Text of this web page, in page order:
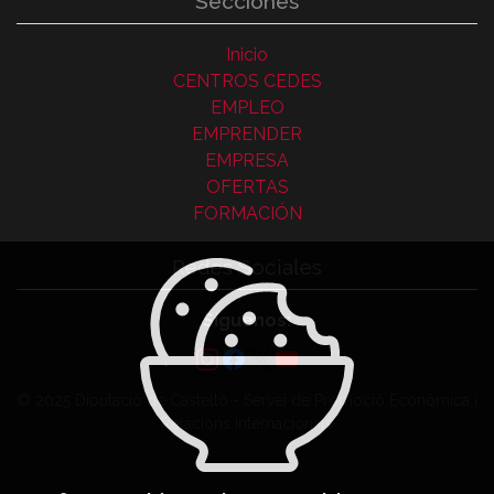
Inicio
CENTROS CEDES
EMPLEO
EMPRENDER
EMPRESA
OFERTAS
FORMACIÓN
Redes Sociales
Síguenos:
© 2025 Diputació de Castelló - Servei de Promoció Econòmica i
Relacions Internacionals